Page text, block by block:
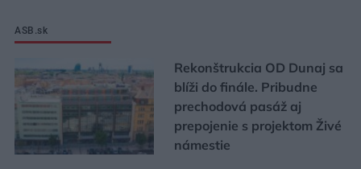
ASB.sk
Rekonštrukcia OD Dunaj sa
blíži do finále. Pribudne
prechodová pasáž aj
prepojenie s projektom Živé
námestie